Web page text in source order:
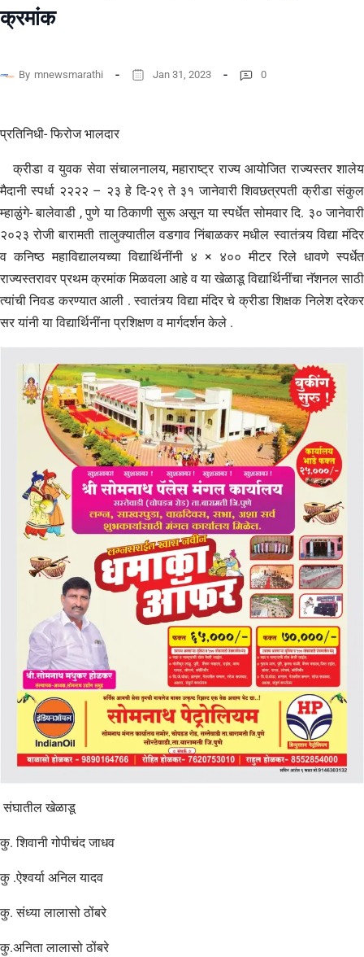
क्रमांक
By mnewsmarathi Jan 31, 2023 0
प्रतिनिधी- फिरोज भालदार
क्रीडा व युवक सेवा संचालनालय, महाराष्ट्र राज्य आयोजित राज्यस्तर शालेय
मैदानी स्पर्धा २२२२ – २३ हे दि-२९ ते ३१ जानेवारी शिवछत्रपती क्रीडा संकुल
म्हाळुंगे- बालेवाडी , पुणे या ठिकाणी सुरू असून या स्पर्धेत सोमवार दि. ३० जानेवारी
२०२३ रोजी बारामती तालुक्यातील वडगाव निंबाळकर मधील स्वातंत्र्य विद्या मंदिर
व कनिष्ठ महाविद्यालयच्या विद्यार्थिनींनी ४ × ४०० मीटर रिले धावणे स्पर्धेत
राज्यस्तरावर प्रथम क्रमांक मिळवला आहे व या खेळाडू विद्यार्थिनींचा नॅशनल साठी
त्यांची निवड करण्यात आली . स्वातंत्र्य विद्या मंदिर चे क्रीडा शिक्षक निलेश दरेकर
सर यांनी या विद्यार्थिनींना प्रशिक्षण व मार्गदर्शन केले .
संघातील खेळाडू
कु. शिवानी गोपीचंद जाधव
कु .ऐश्वर्या अनिल यादव
कु. संध्या लालासो ठोंबरे
कु.अनिता लालासो ठोंबरे